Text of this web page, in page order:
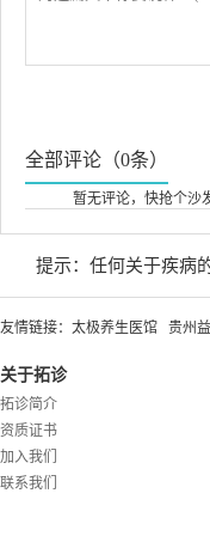
全部评论（0条）
暂无评论，快抢个沙
提示：任何关于疾病
友情链接： 太极养生医馆 贵州
关于拓诊
拓诊简介
资质证书
加入我们
联系我们